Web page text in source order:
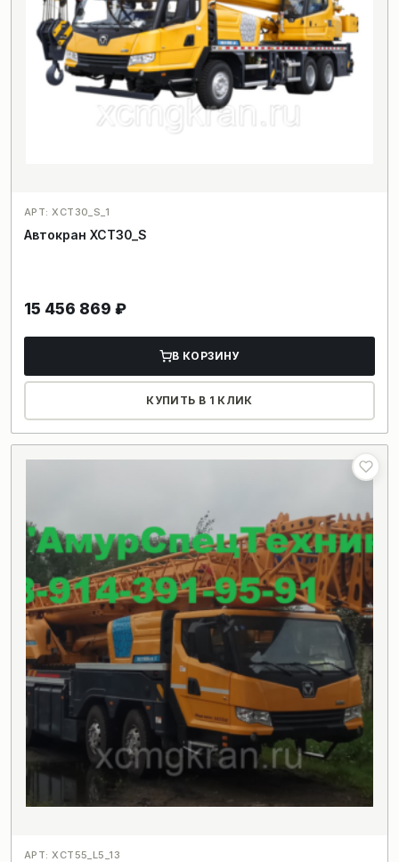
АРТ: XCT30_S_1
Автокран XCT30_S
15 456 869 ₽
В КОРЗИНУ
КУПИТЬ В 1 КЛИК
АРТ: XCT55_L5_13